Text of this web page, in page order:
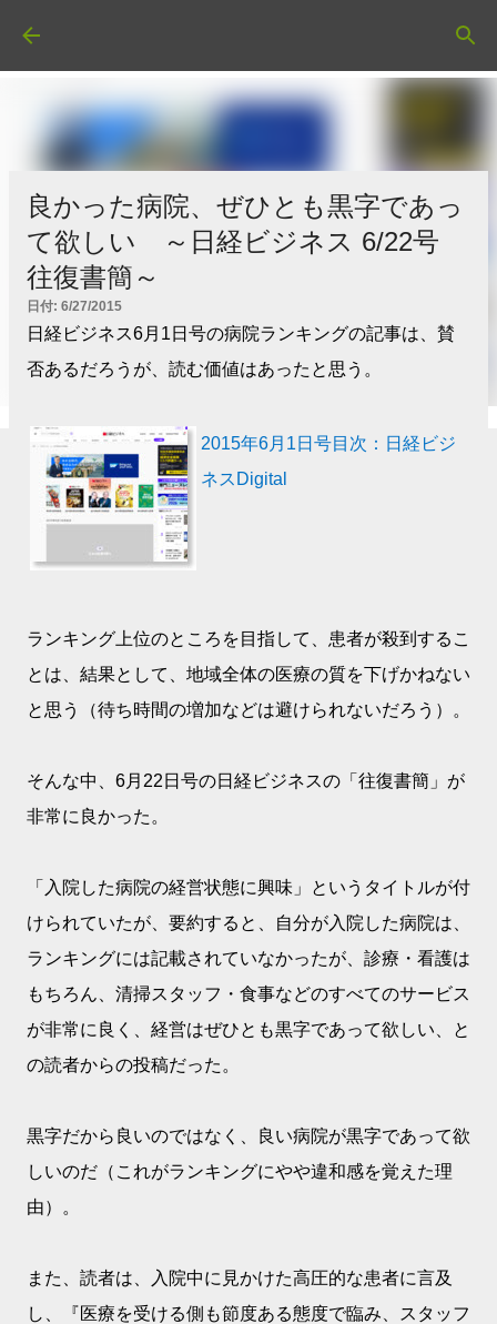
良かった病院、ぜひとも黒字であっ
て欲しい ～日経ビジネス 6/22号
往復書簡～
日付: 6/27/2015
日経ビジネス6月1日号の病院ランキングの記事は、賛
否あるだろうが、読む価値はあったと思う。
2015年6月1日号目次：日経ビジ
ネスDigital
ランキング上位のところを目指して、患者が殺到するこ
とは、結果として、地域全体の医療の質を下げかねない
と思う（待ち時間の増加などは避けられないだろう）。
そんな中、6月22日号の日経ビジネスの「往復書簡」が
非常に良かった。
「入院した病院の経営状態に興味」というタイトルが付
けられていたが、要約すると、自分が入院した病院は、
ランキングには記載されていなかったが、診療・看護は
もちろん、清掃スタッフ・食事などのすべてのサービス
が非常に良く、経営はぜひとも黒字であって欲しい、と
の読者からの投稿だった。
黒字だから良いのではなく、良い病院が黒字であって欲
しいのだ（これがランキングにやや違和感を覚えた理
由）。
また、読者は、入院中に見かけた高圧的な患者に言及
し、『医療を受ける側も節度ある態度で臨み、スタッフ